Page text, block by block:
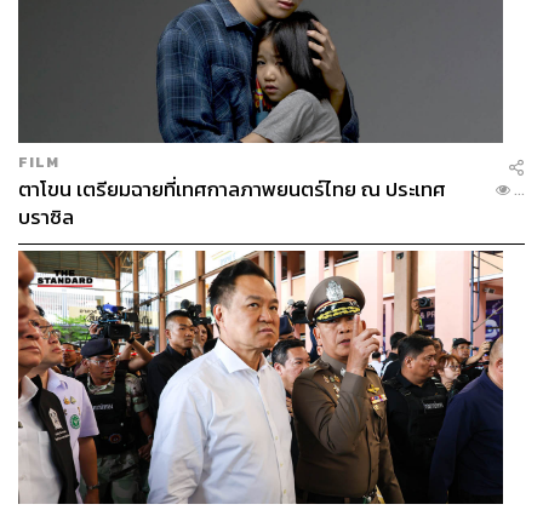
Security Staff ฝั่งเมียนมา ประจำการบริเวณอาคารของเคเค
FILM
ตาโขน เตรียมฉายที่เทศกาลภาพยนตร์ไทย ณ ประเทศ
บราซิล
...